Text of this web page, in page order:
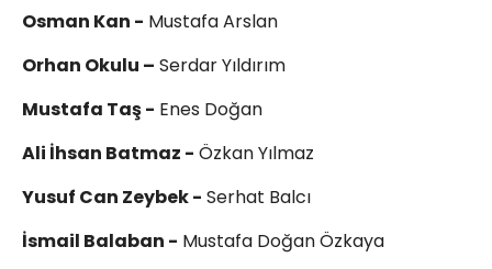
Osman Kan - Mustafa Arslan
Orhan Okulu – Serdar Yıldırım
Mustafa Taş - Enes Doğan
Ali İhsan Batmaz - Özkan Yılmaz
Yusuf Can Zeybek - Serhat Balcı
İsmail Balaban - Mustafa Doğan Özkaya